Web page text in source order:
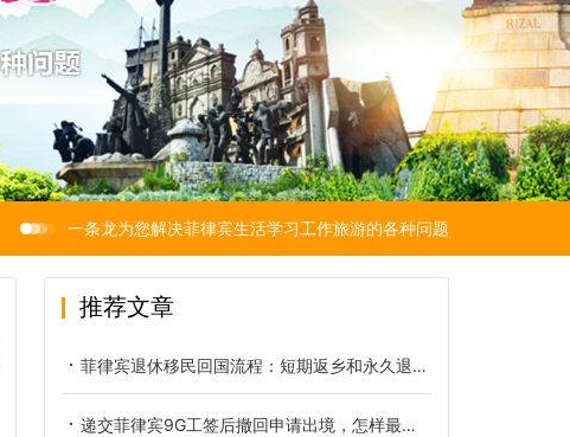
一条龙为您解决菲律宾生活学习工作旅游的各种问题
推荐文章
菲律宾退休移民回国流程：短期返乡和永久退籍是两本账
递交菲律宾9G工签后撤回申请出境，怎样最大限度降低经济损失